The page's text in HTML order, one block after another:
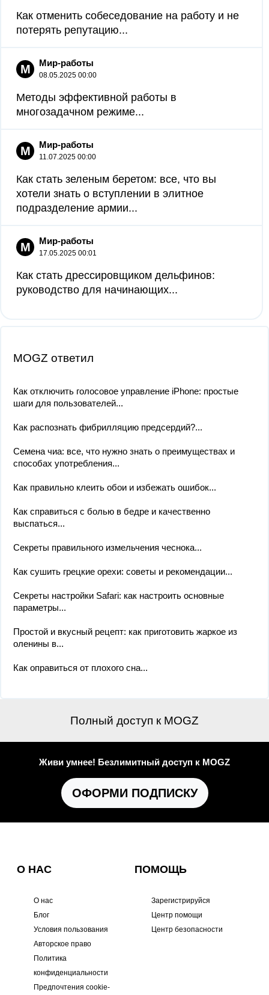
Как отменить собеседование на работу и не
потерять репутацию...
М Мир-работы
08.05.2025 00:00
Методы эффективной работы в
многозадачном режиме...
М Мир-работы
11.07.2025 00:00
Как стать зеленым беретом: все, что вы
хотели знать о вступлении в элитное
подразделение армии...
М Мир-работы
17.05.2025 00:01
Как стать дрессировщиком дельфинов:
руководство для начинающих...
MOGZ ответил
Как отключить голосовое управление iPhone: простые
шаги для пользователей...
Как распознать фибрилляцию предсердий?...
Семена чиа: все, что нужно знать о преимуществах и
способах употребления...
Как правильно клеить обои и избежать ошибок...
Как справиться с болью в бедре и качественно
выспаться...
Секреты правильного измельчения чеснока...
Как сушить грецкие орехи: советы и рекомендации...
Секреты настройки Safari: как настроить основные
параметры...
Простой и вкусный рецепт: как приготовить жаркое из
оленины в...
Как оправиться от плохого сна...
Полный доступ к MOGZ
Живи умнее! Безлимитный доступ к MOGZ
ОФОРМИ ПОДПИСКУ
О НАС
О нас
Блог
Условия пользования
Авторское право
Политика
конфиденциальности
Предпочтения cookie-
ПОМОЩЬ
Зарегистрируйся
Центр помощи
Центр безопасности